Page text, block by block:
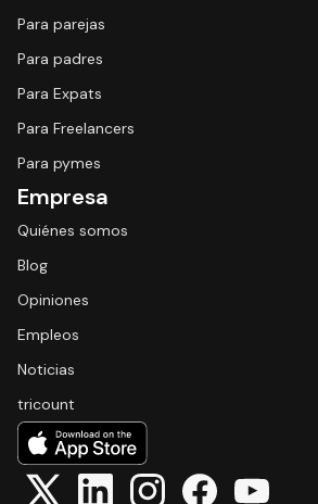
Para parejas
Para padres
Para Expats
Para Freelancers
Para pymes
Empresa
Quiénes somos
Blog
Opiniones
Empleos
Noticias
tricount